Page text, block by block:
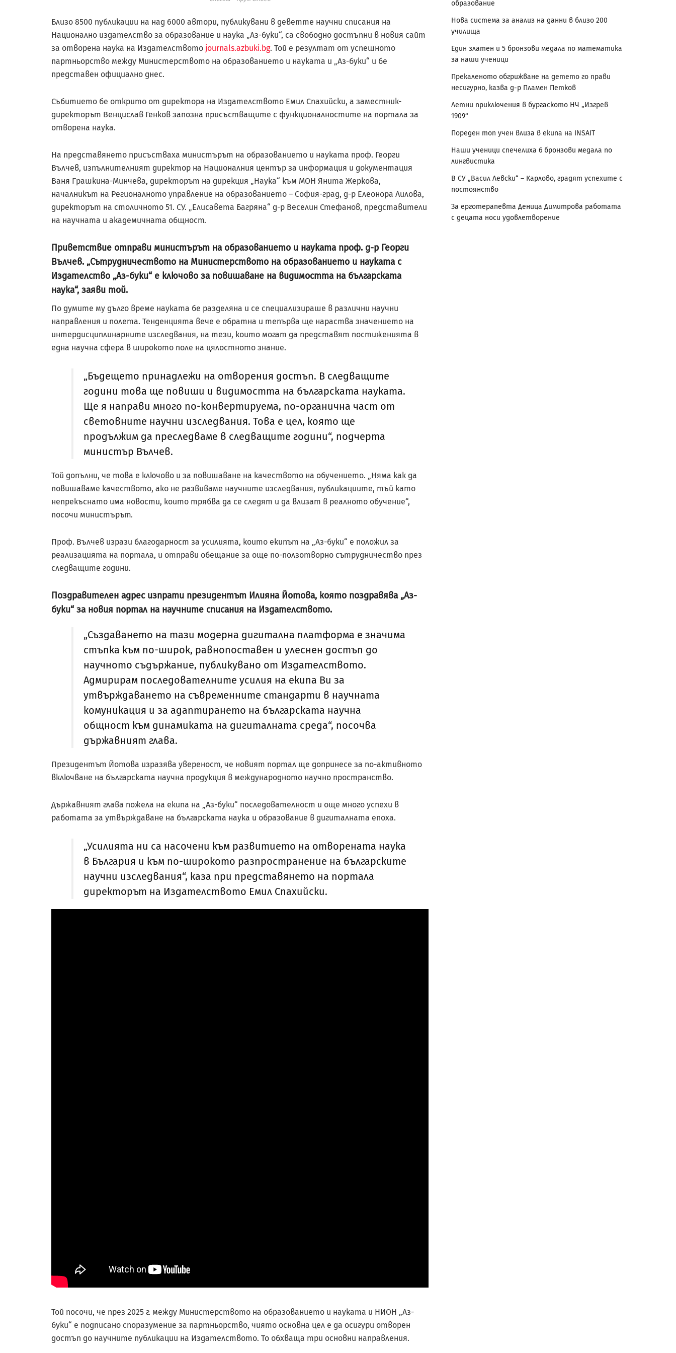
Близо 8500 публикации на над 6000 автори, публикувани в деветте научни списания на
Национално издателство за образование и наука „Аз-буки“, са свободно достъпни в новия сайт
за отворена наука на Издателството journals.azbuki.bg. Той е резултат от успешното
партньорство между Министерството на образованието и науката и „Аз-буки“ и бе
представен официално днес.
Събитието бе открито от директора на Издателството Емил Спахийски, а заместник-
директорът Венцислав Генков запозна присъстващите с функционалностите на портала за
отворена наука.
На представянето присъстваха министърът на образованието и науката проф. Георги
Вълчев, изпълнителният директор на Националния център за информация и документация
Ваня Грашкина-Минчева, директорът на дирекция „Наука“ към МОН Янита Жеркова,
началникът на Регионалното управление на образованието – София-град, д-р Елеонора Лилова,
директорът на столичното 51. СУ. „Елисавета Багряна“ д-р Веселин Стефанов, представители
на научната и академичната общност.
Приветствие отправи министърът на образованието и науката проф. д-р Георги
Вълчев. „Сътрудничеството на Министерството на образованието и науката с
Издателство „Аз-буки“ е ключово за повишаване на видимостта на българската
наука“, заяви той.
По думите му дълго време науката бе разделяна и се специализираше в различни научни
направления и полета. Тенденцията вече е обратна и тепърва ще нараства значението на
интердисциплинарните изследвания, на тези, които могат да представят постиженията в
една научна сфера в широкото поле на цялостното знание.
„Бъдещето принадлежи на отворения достъп. В следващите
години това ще повиши и видимостта на българската науката.
Ще я направи много по-конвертируема, по-органична част от
световните научни изследвания. Това е цел, която ще
продължим да преследваме в следващите години“, подчерта
министър Вълчев.
Той допълни, че това е ключово и за повишаване на качеството на обучението. „Няма как да
повишаваме качеството, ако не развиваме научните изследвания, публикациите, тъй като
непрекъснато има новости, които трябва да се следят и да влизат в реалното обучение“,
посочи министърът.
Проф. Вълчев изрази благодарност за усилията, които екипът на „Аз-буки“ е положил за
реализацията на портала, и отправи обещание за още по-ползотворно сътрудничество през
следващите години.
Поздравителен адрес изпрати президентът Илияна Йотова, която поздравява „Аз-
буки“ за новия портал на научните списания на Издателството.
„Създаването на тази модерна дигитална платформа е значима
стъпка към по-широк, равнопоставен и улеснен достъп до
научното съдържание, публикувано от Издателството.
Адмирирам последователните усилия на екипа Ви за
утвърждаването на съвременните стандарти в научната
комуникация и за адаптирането на българската научна
общност към динамиката на дигиталната среда“, посочва
държавният глава.
Президентът Йотова изразява увереност, че новият портал ще допринесе за по-активното
включване на българската научна продукция в международното научно пространство.
Държавният глава пожела на екипа на „Аз-буки“ последователност и още много успехи в
работата за утвърждаване на българската наука и образование в дигиталната епоха.
„Усилията ни са насочени към развитието на отворената наука
в България и към по-широкото разпространение на българските
научни изследвания“, каза при представянето на портала
директорът на Издателството Емил Спахийски.
Той посочи, че през 2025 г. между Министерството на образованието и науката и НИОН „Аз-
буки“ е подписано споразумение за партньорство, чиято основна цел е да осигури отворен
достъп до научните публикации на Издателството. То обхваща три основни направления.
образование
Нова система за анализ на данни в близо 200
училища
Един златен и 5 бронзови медала по математика
за наши ученици
Прекаленото обгрижване на детето го прави
несигурно, казва д-р Пламен Петков
Летни приключения в бургаското НЧ „Изгрев
1909“
Пореден топ учен влиза в екипа на INSAIT
Наши ученици спечелиха 6 бронзови медала по
лингвистика
В СУ „Васил Левски“ – Карлово, градят успехите с
постоянство
За ерготерапевта Деница Димитрова работата
с децата носи удовлетворение